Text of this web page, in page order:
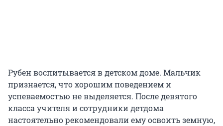
Рубен воспитывается в детском доме. Мальчик
признается, что хорошим поведением и
успеваемостью не выделяется. После девятого
класса учителя и сотрудники детдома
настоятельно рекомендовали ему освоить земную,